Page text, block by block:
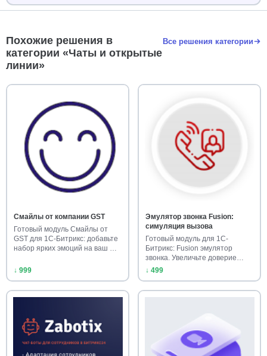
Похожие решения в
категории «Чаты и открытые
линии»
Все решения категории
Смайлы от компании GST
Готовый модуль Смайлы от
GST для 1С-Битрикс: добавьте
набор ярких эмоций на ваш …
↓ 999
Эмулятор звонка Fusion:
симуляция вызова
Готовый модуль для 1С-
Битрикс: Fusion эмулятор
звонка. Увеличьте доверие
клиенто…
↓ 499